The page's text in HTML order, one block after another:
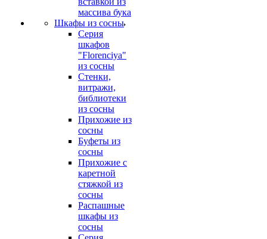
массива бука
Шкафы из сосны
Серия
шкафов
"Florenciya"
из сосны
Стенки,
витражи,
библиотеки
из сосны
Прихожие из
сосны
Буфеты из
сосны
Прихожие с
каретной
стяжкой из
сосны
Распашные
шкафы из
сосны